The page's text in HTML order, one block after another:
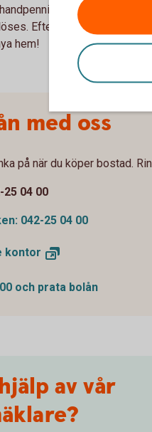
löses
Efter detta får du dina
hem!
med oss
på när du köper bostad.
25 04 00
042-25 04 00
kontor
och prata bolån
av vår